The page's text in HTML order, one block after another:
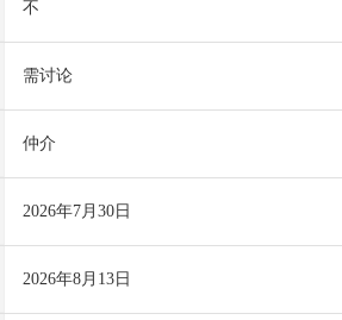
不
需讨论
仲介
2026年7月30日
2026年8月13日